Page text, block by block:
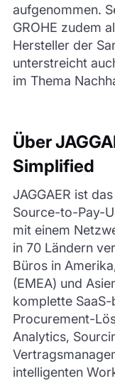
aufgenommen.
GROHE zudem
Hersteller der
unterstreicht
im Thema
Über
Simplified
JAGGAER ist
Source-to-Pay-
mit einem
in 70 Ländern
Büros in
(EMEA) und
komplette
Procurement-
Analytics,
intelligenten